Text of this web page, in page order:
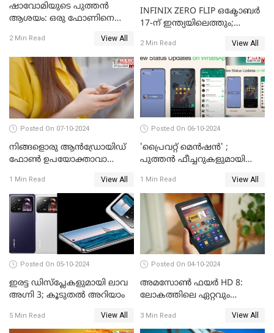
ഷാവോമിയുടെ പുത്തൻ
ആശയം: ഒരു ഫോണിനെ
2 Min Read View All
INFINIX ZERO FLIP ഒക്ടോബർ
17-ന് ഇന്ത്യയിലെത്തും;
കാര്യങ്ങൾ
2 Min Read View All
Posted On 07-10-2024
നിങ്ങളൊരു ആൻഡ്രോയിഡ്
ഫോൺ ഉപയോക്താവാണോ?
വാർത്ത!
1 Min Read View All
Posted On 06-10-2024
'പ്രൈവറ്റ് മെന്‍ഷന്‍' ;
പുത്തന്‍ ഫീച്ചറുകളുമായി
1 Min Read View All
Posted On 05-10-2024
ഇരട്ട ഡിസ്‌പ്ലേകളുമായി ലാവ
അഗ്നി 3; കൂടുതൽ അറിയാം
5 Min Read View All
Posted On 04-10-2024
അമസോൺ ഫയർ HD 8:
ലോകത്തിലെ ഏറ്റവും
എത്തി!
3 Min Read View All